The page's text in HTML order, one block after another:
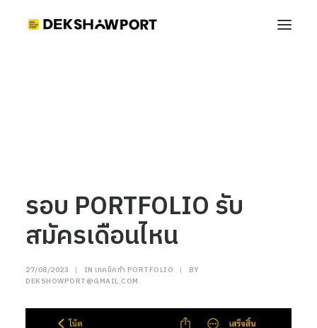
รอบ PORTFOLIO รับ
สมัครเดือนไหน
27/08/2023 | IN เทคนิคทำ PORTFOLIO |
BY
DEKSHOWPORT@GMAIL.COM